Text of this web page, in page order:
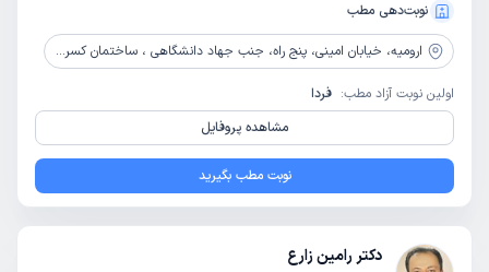
نوبت‌دهی مطب
ارومیه، خیابان امینی، پنج راه، جنب جهاد دانشگاهی ، ساختمان کسری، طبقه 4
اولین نوبت آزاد مطب: فردا
مشاهده پروفایل
نوبت مطب بگیرید
دکتر رامین زارع